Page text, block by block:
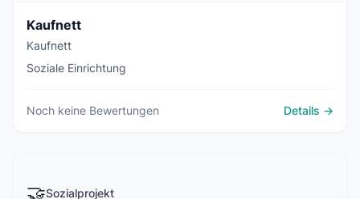
Kaufnett
Kaufnett
Soziale Einrichtung
Noch keine Bewertungen Details →
🤝Sozialprojekt